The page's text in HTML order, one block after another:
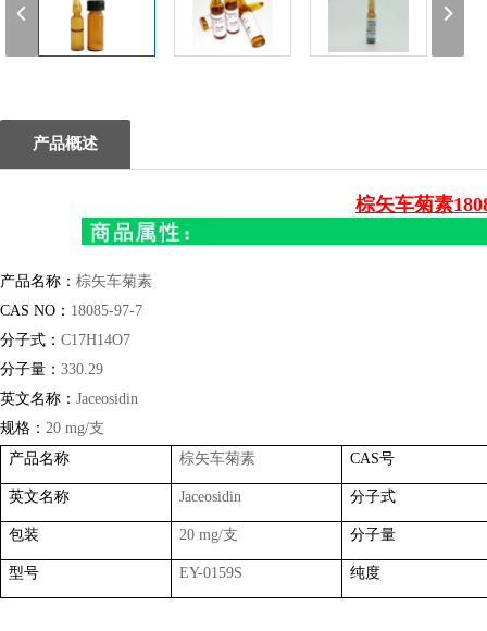
产品概述
棕矢车菊素
产品名称： 棕矢车菊素
CAS NO ： 18085-97-7
分子式： C17H14O7
分子量： 330.29
英文名称： Jaceosidin
规格： 20 mg/支
产品名称
棕矢车菊素 CAS号
英文名称 Jaceosidin 分子式
包装 20 mg/支 分子量
型号 EY-0159S 纯度